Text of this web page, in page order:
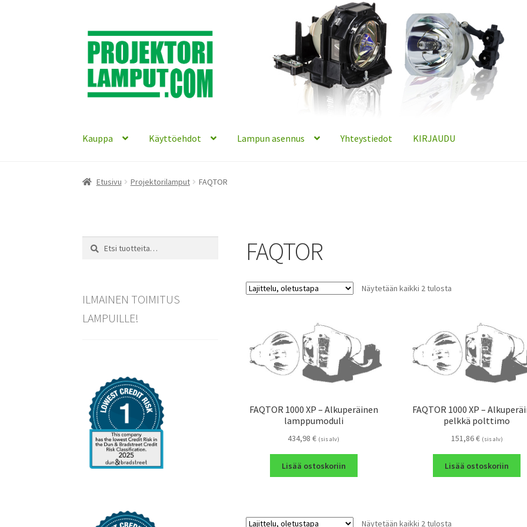
Siirry
navigointiin
Siirry
sisältöön
Kauppa Käyttöehdot Lampun asennus Yhteystiedot KIRJAUDU
Etusivu Projektorilamput FAQTOR
FAQTOR
Näytetään kaikki 2 tulosta
FAQTOR 1000 XP – Alkuperäinen
lamppumoduli
434,98€ (sis alv)
Lisää ostoskoriin
FAQTOR 1000 XP –
pelkkä polttimo
151,86€ (sis alv)
Lisää ostoskoriin
Näytetään kaikki 2 tulosta
Etsi:
Haku
ILMAINEN TOIMITUS
LAMPUILLE!